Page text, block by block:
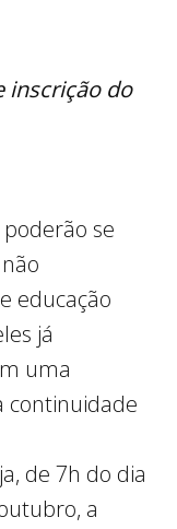
inscrição do
se
educação
já
uma
continuidade
de 7h do dia
a